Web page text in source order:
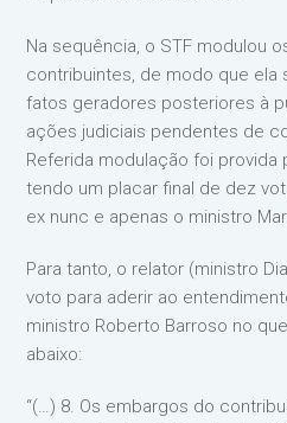
Na sequência, o STF modulou
contribuintes, de modo que ela
fatos geradores posteriores à
ações judiciais pendentes de
Referida modulação foi provida
tendo um placar final de dez
ex nunc e apenas o ministro
Para tanto, o relator (ministro
voto para aderir ao
ministro Roberto Barroso no
abaixo:
“(…) 8. Os embargos do